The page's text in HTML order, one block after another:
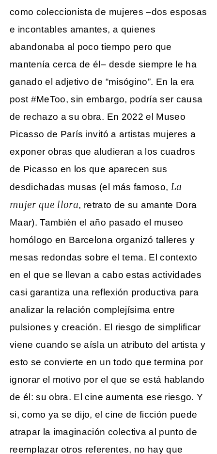
como coleccionista de mujeres –dos esposas
e incontables amantes, a quienes
abandonaba al poco tiempo pero que
mantenía cerca de él– desde siempre le ha
ganado el adjetivo de “misógino”. En la era
post #MeToo, sin embargo, podría ser causa
de rechazo a su obra. En 2022 el Museo
Picasso de París invitó a artistas mujeres a
exponer obras que aludieran a los cuadros
de Picasso en los que aparecen sus
desdichadas musas (el más famoso, La
mujer que llora, retrato de su amante Dora
Maar). También el año pasado el museo
homólogo en Barcelona organizó talleres y
mesas redondas sobre el tema. El contexto
en el que se llevan a cabo estas actividades
casi garantiza una reflexión productiva para
analizar la relación complejísima entre
pulsiones y creación. El riesgo de simplificar
viene cuando se aísla un atributo del artista y
esto se convierte en un todo que termina por
ignorar el motivo por el que se está hablando
de él: su obra. El cine aumenta ese riesgo. Y
si, como ya se dijo, el cine de ficción puede
atrapar la imaginación colectiva al punto de
reemplazar otros referentes, no hay que